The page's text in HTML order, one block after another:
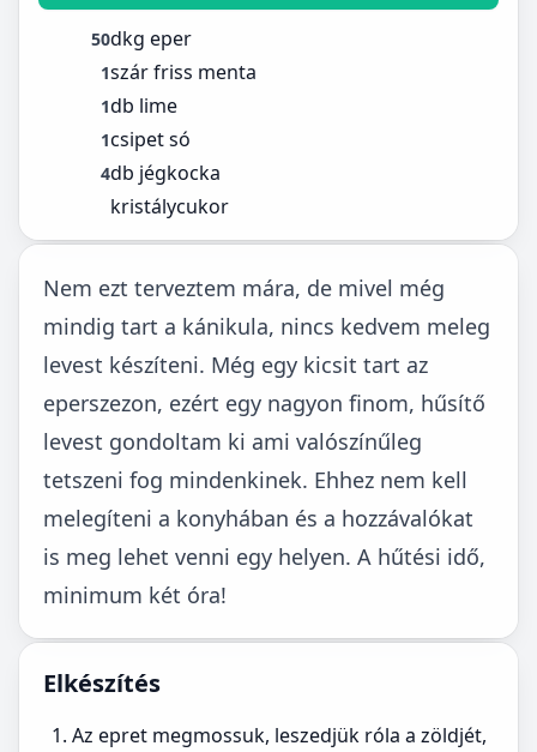
50dkg eper
1szár friss menta
1db lime
1csipet só
4db jégkocka
kristálycukor
Nem ezt terveztem mára, de mivel még
mindig tart a kánikula, nincs kedvem meleg
levest készíteni. Még egy kicsit tart az
eperszezon, ezért egy nagyon finom, hűsítő
levest gondoltam ki ami valószínűleg
tetszeni fog mindenkinek. Ehhez nem kell
melegíteni a konyhában és a hozzávalókat
is meg lehet venni egy helyen. A hűtési idő,
minimum két óra!
Elkészítés
Az epret megmossuk, leszedjük róla a zöldjét,